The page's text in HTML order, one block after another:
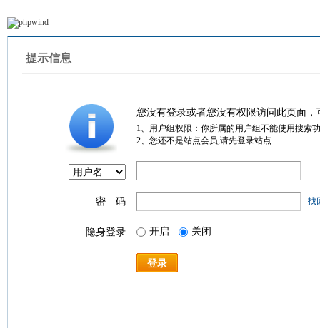
提示信息
您没有登录或者您没有权限访问此页面
1、用户组权限：你所属的用户组不能使用搜索
2、您还不是站点会员,请先登录站点
密 码 找
隐身登录 开启 关闭
登录